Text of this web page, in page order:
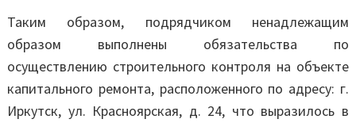
Таким образом, подрядчиком ненадлежащим
образом выполнены обязательства по
осуществлению строительного контроля на объекте
капитального ремонта, расположенного по адресу: г.
Иркутск, ул. Красноярская, д. 24, что выразилось в